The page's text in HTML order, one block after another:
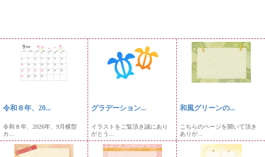
令和８年、20...
令和８年、2026年、9月横型
カ...
グラデーション...
イラストをご覧頂き誠にあり
がとう...
和風グリーンの...
こちらのページを開いて頂き
ありが...